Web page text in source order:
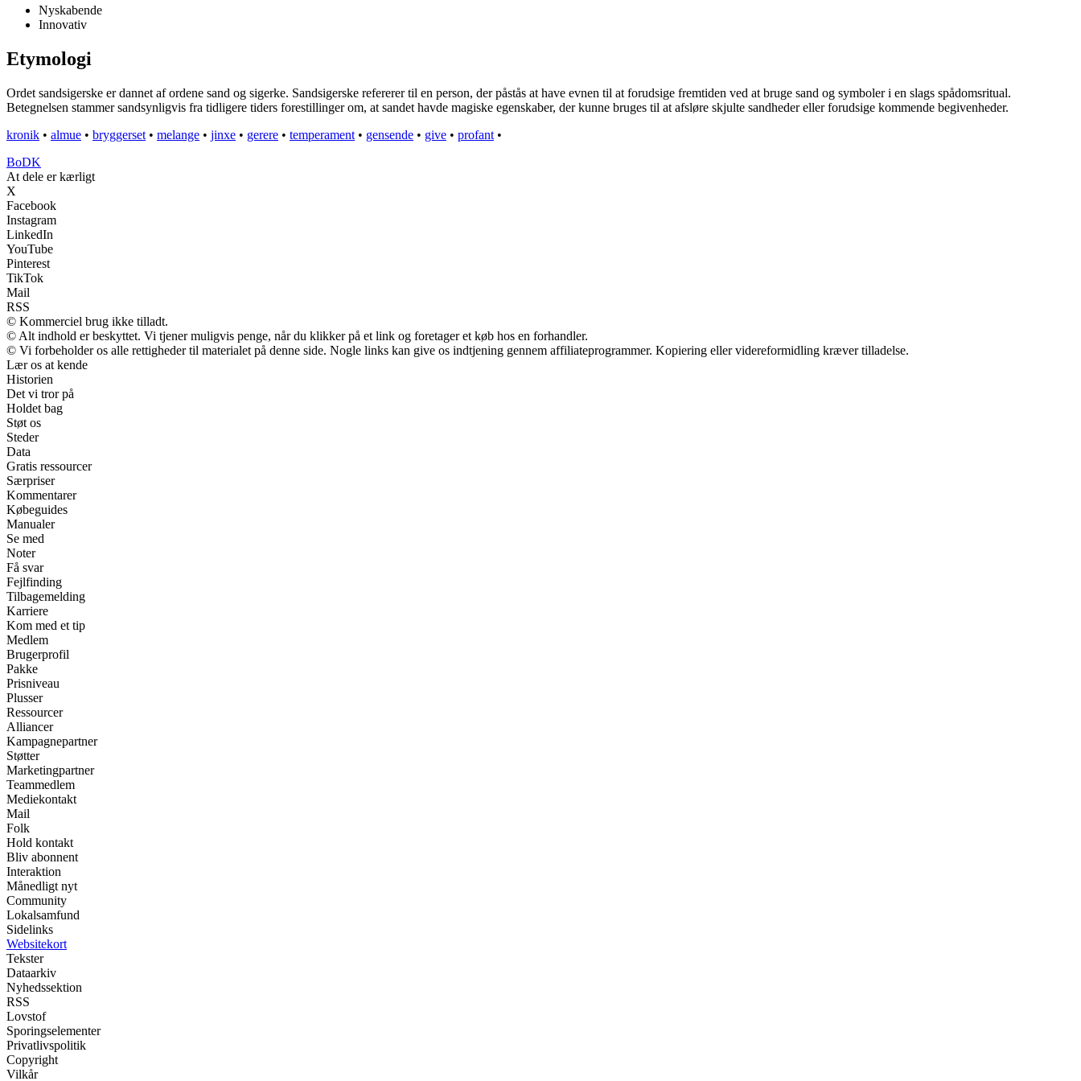
Nyskabende
Innovativ
Etymologi
Ordet sandsigerske er dannet af ordene sand og sigerke. Sandsigerske refererer til en person, der påstås at have evnen til at forudsige fremtiden ved at bruge sand og symboler i en slags spådomsritual.
Betegnelsen stammer sandsynligvis fra tidligere tiders forestillinger om, at sandet havde magiske egenskaber, der kunne bruges til at afsløre skjulte sandheder eller forudsige kommende begivenheder.
kronik • almue • bryggerset • melange • jinxe • gerere • temperament • gensende • give • profant •
BoDK
At dele er kærligt
X
Facebook
Instagram
LinkedIn
YouTube
Pinterest
TikTok
Mail
RSS
© Kommerciel brug ikke tilladt.
© Alt indhold er beskyttet. Vi tjener muligvis penge, når du klikker på et link og foretager et køb hos en forhandler.
© Vi forbeholder os alle rettigheder til materialet på denne side. Nogle links kan give os indtjening gennem affiliateprogrammer. Kopiering eller videreformidling kræver tilladelse.
Lær os at kende
Historien
Det vi tror på
Holdet bag
Støt os
Steder
Data
Gratis ressourcer
Særpriser
Kommentarer
Købeguides
Manualer
Se med
Noter
Få svar
Fejlfinding
Tilbagemelding
Karriere
Kom med et tip
Medlem
Brugerprofil
Pakke
Prisniveau
Plusser
Ressourcer
Alliancer
Kampagnepartner
Støtter
Marketingpartner
Teammedlem
Mediekontakt
Mail
Folk
Hold kontakt
Bliv abonnent
Interaktion
Månedligt nyt
Community
Lokalsamfund
Sidelinks
Websitekort
Tekster
Dataarkiv
Nyhedssektion
RSS
Lovstof
Sporingselementer
Privatlivspolitik
Copyright
Vilkår